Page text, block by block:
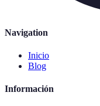
Navigation
Inicio
Blog
Información